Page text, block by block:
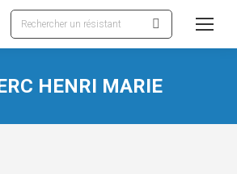
Recherche
:
HENRI MARIE